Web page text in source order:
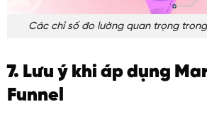
Các chỉ số đo lường quan trọng
7. Lưu ý khi áp dụng
Funnel